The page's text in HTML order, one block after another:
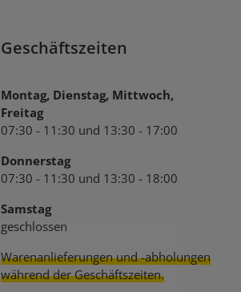
Geschäftszeiten
Montag, Dienstag, Mittwoch,
Freitag
07:30 - 11:30 und 13:30 - 17:00
Donnerstag
07:30 - 11:30 und 13:30 - 18:00
Samstag
geschlossen
Warenanlieferungen und -abholungen
während der Geschäftszeiten.